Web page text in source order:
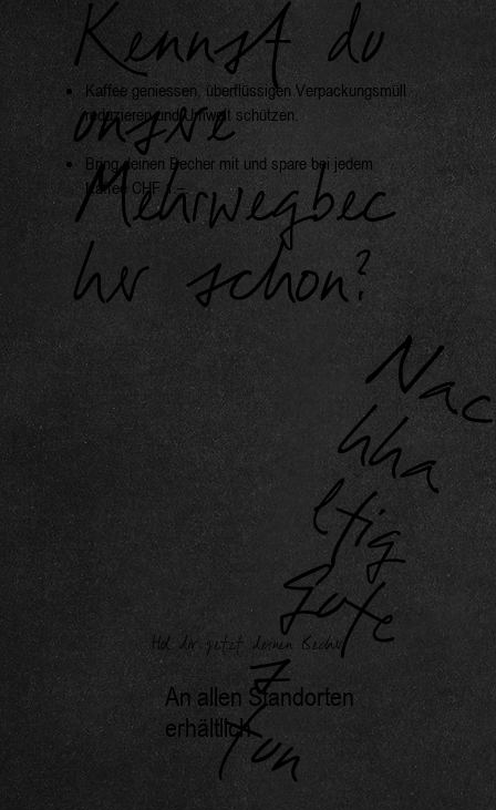
Kennst du
unsere
Mehrwegbec
her schon?
Kaffee geniessen, überflüssigen Verpackungsmüll
reduzieren und Umwelt schützen.
Bring deinen Becher mit und spare bei jedem
Kaffee CHF 1.–.
Hol dir jetzt deinen Becher
An allen Standorten
erhältlich
h
l
G
s
t
n